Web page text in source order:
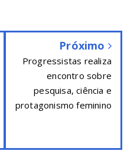
Próximo
Progressistas realiza
encontro sobre
pesquisa, ciência e
protagonismo feminino